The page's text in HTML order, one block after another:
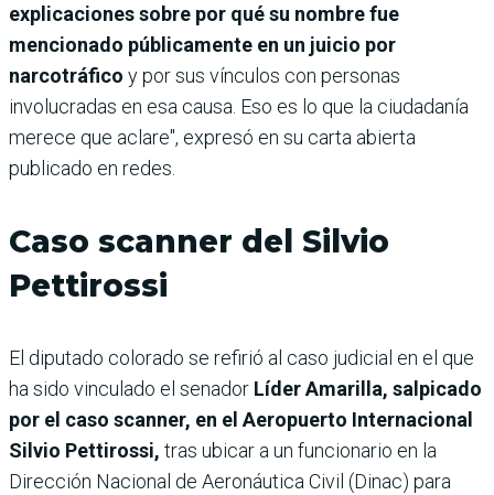
explicaciones sobre por qué su nombre fue
mencionado públicamente en un juicio por
narcotráfico y por sus vínculos con personas
involucradas en esa causa. Eso es lo que la ciudadanía
merece que aclare", expresó en su carta abierta
publicado en redes.
Caso scanner del Silvio
Pettirossi
El diputado colorado se refirió al caso judicial en el que
ha sido vinculado el senador Líder Amarilla, salpicado
por el caso scanner, en el Aeropuerto Internacional
Silvio Pettirossi, tras ubicar a un funcionario en la
Dirección Nacional de Aeronáutica Civil (Dinac) para